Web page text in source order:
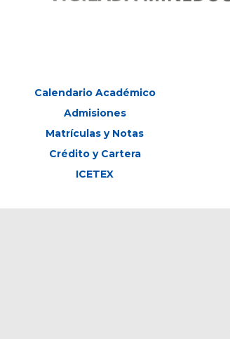
Calendario Académico
Admisiones
Matrículas y Notas
Crédito y Cartera
ICETEX